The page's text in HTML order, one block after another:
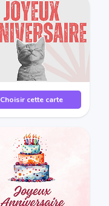
Choisir cette carte